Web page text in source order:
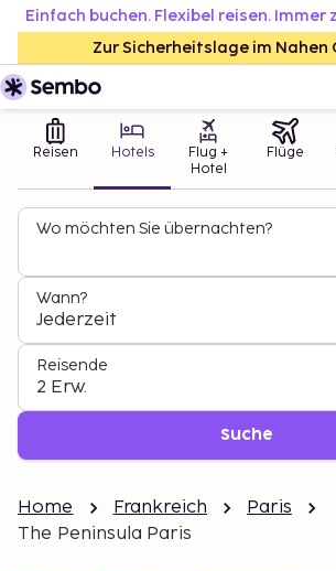
Einfach buchen. Flexibel reisen. Immer
Zur Sicherheitslage im Nahen
Reisen Hotels
Flug +
Hotel
Flüge
Wo möchten Sie übernachten?
Wann?
Jederzeit
Reisende
2 Erw.
Suche
Home Frankreich
Paris
The Peninsula Paris